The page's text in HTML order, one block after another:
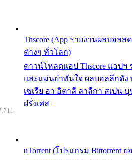
Thscore (App รายงานผลบอล
ต่างๆ ทั่วโลก)
ดาวน์โหลดแอป Thscore แอปฯ
และแม่นยำทันใจ ผลบอลลีกดัง
เซเรีย อา อิตาลี ลาลีกา สเปน
ฝรั่งเศส
uTorrent (โปรแกรม Bittorrent